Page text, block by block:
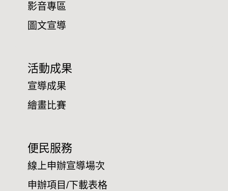
影音專區
圖文宣導
活動成果
宣導成果
繪畫比賽
便民服務
線上申辦宣導場次
申辦項目/下載表格